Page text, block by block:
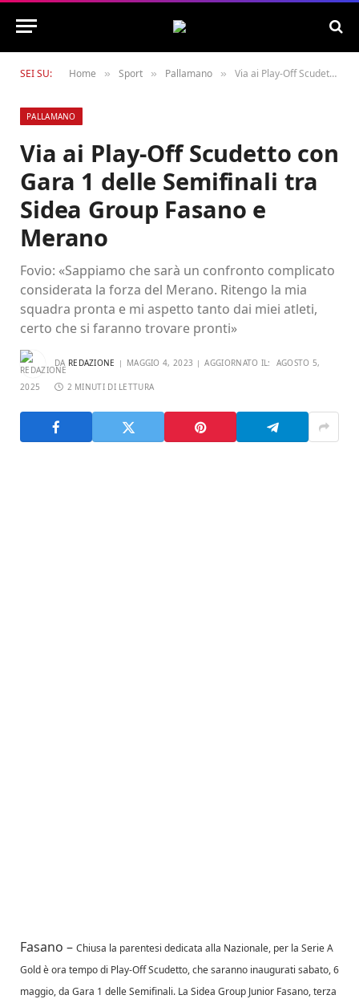
SEI SU: Home » Sport » Pallamano » Via ai Play-Off Scudetto con Gara 1 delle Semifinali tra Sidea Group Fasano e Merano
PALLAMANO
Via ai Play-Off Scudetto con
Gara 1 delle Semifinali tra
Sidea Group Fasano e
Merano
Fovio: «Sappiamo che sarà un confronto complicato
considerata la forza del Merano. Ritengo la mia
squadra pronta e mi aspetto tanto dai miei atleti,
certo che si faranno trovare pronti»
DA REDAZIONE MAGGIO 4, 2023 AGGIORNATO IL: AGOSTO 5,
2025 2 MINUTI DI LETTURA
Fasano – Chiusa la parentesi dedicata alla Nazionale, per la Serie A
Gold è ora tempo di Play-Off Scudetto, che saranno inaugurati sabato, 6
maggio, da Gara 1 delle Semifinali. La Sidea Group Junior Fasano, terza